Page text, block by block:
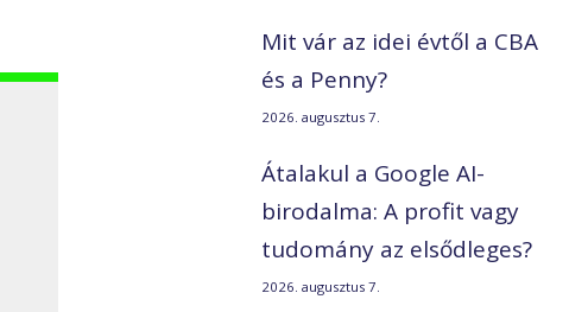
Mit vár az idei évtől a CBA
és a Penny?
2026. augusztus 7.
Átalakul a Google AI-
birodalma: A profit vagy
tudomány az elsődleges?
2026. augusztus 7.